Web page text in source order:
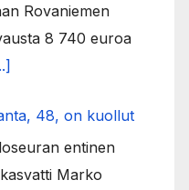
Rovaniemen
8 740 euroa
48, on kuollut
entinen
Marko